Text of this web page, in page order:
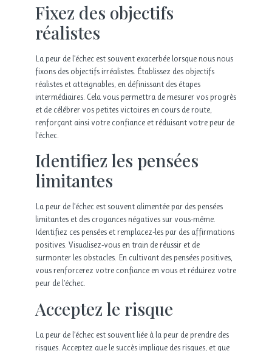
Fixez des objectifs
réalistes
La peur de l’échec est souvent exacerbée lorsque nous nous
fixons des objectifs irréalistes. Établissez des objectifs
réalistes et atteignables, en définissant des étapes
intermédiaires. Cela vous permettra de mesurer vos progrès
et de célébrer vos petites victoires en cours de route,
renforçant ainsi votre confiance et réduisant votre peur de
l’échec.
Identifiez les pensées
limitantes
La peur de l’échec est souvent alimentée par des pensées
limitantes et des croyances négatives sur vous-même.
Identifiez ces pensées et remplacez-les par des affirmations
positives. Visualisez-vous en train de réussir et de
surmonter les obstacles. En cultivant des pensées positives,
vous renforcerez votre confiance en vous et réduirez votre
peur de l’échec.
Acceptez le risque
La peur de l’échec est souvent liée à la peur de prendre des
risques. Acceptez que le succès implique des risques, et que